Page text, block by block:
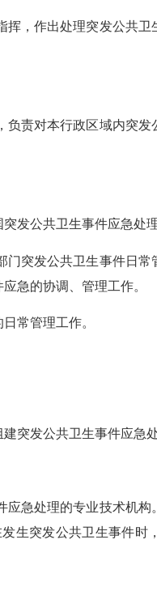
，作出处理突发公共卫
对本行政区域内突发
公共卫生事件应急处理
突发公共卫生事件日常
急的协调、管理工作。
常管理工作。
发公共卫生事件应急处
急处理的专业技术机构
生突发公共卫生事件时